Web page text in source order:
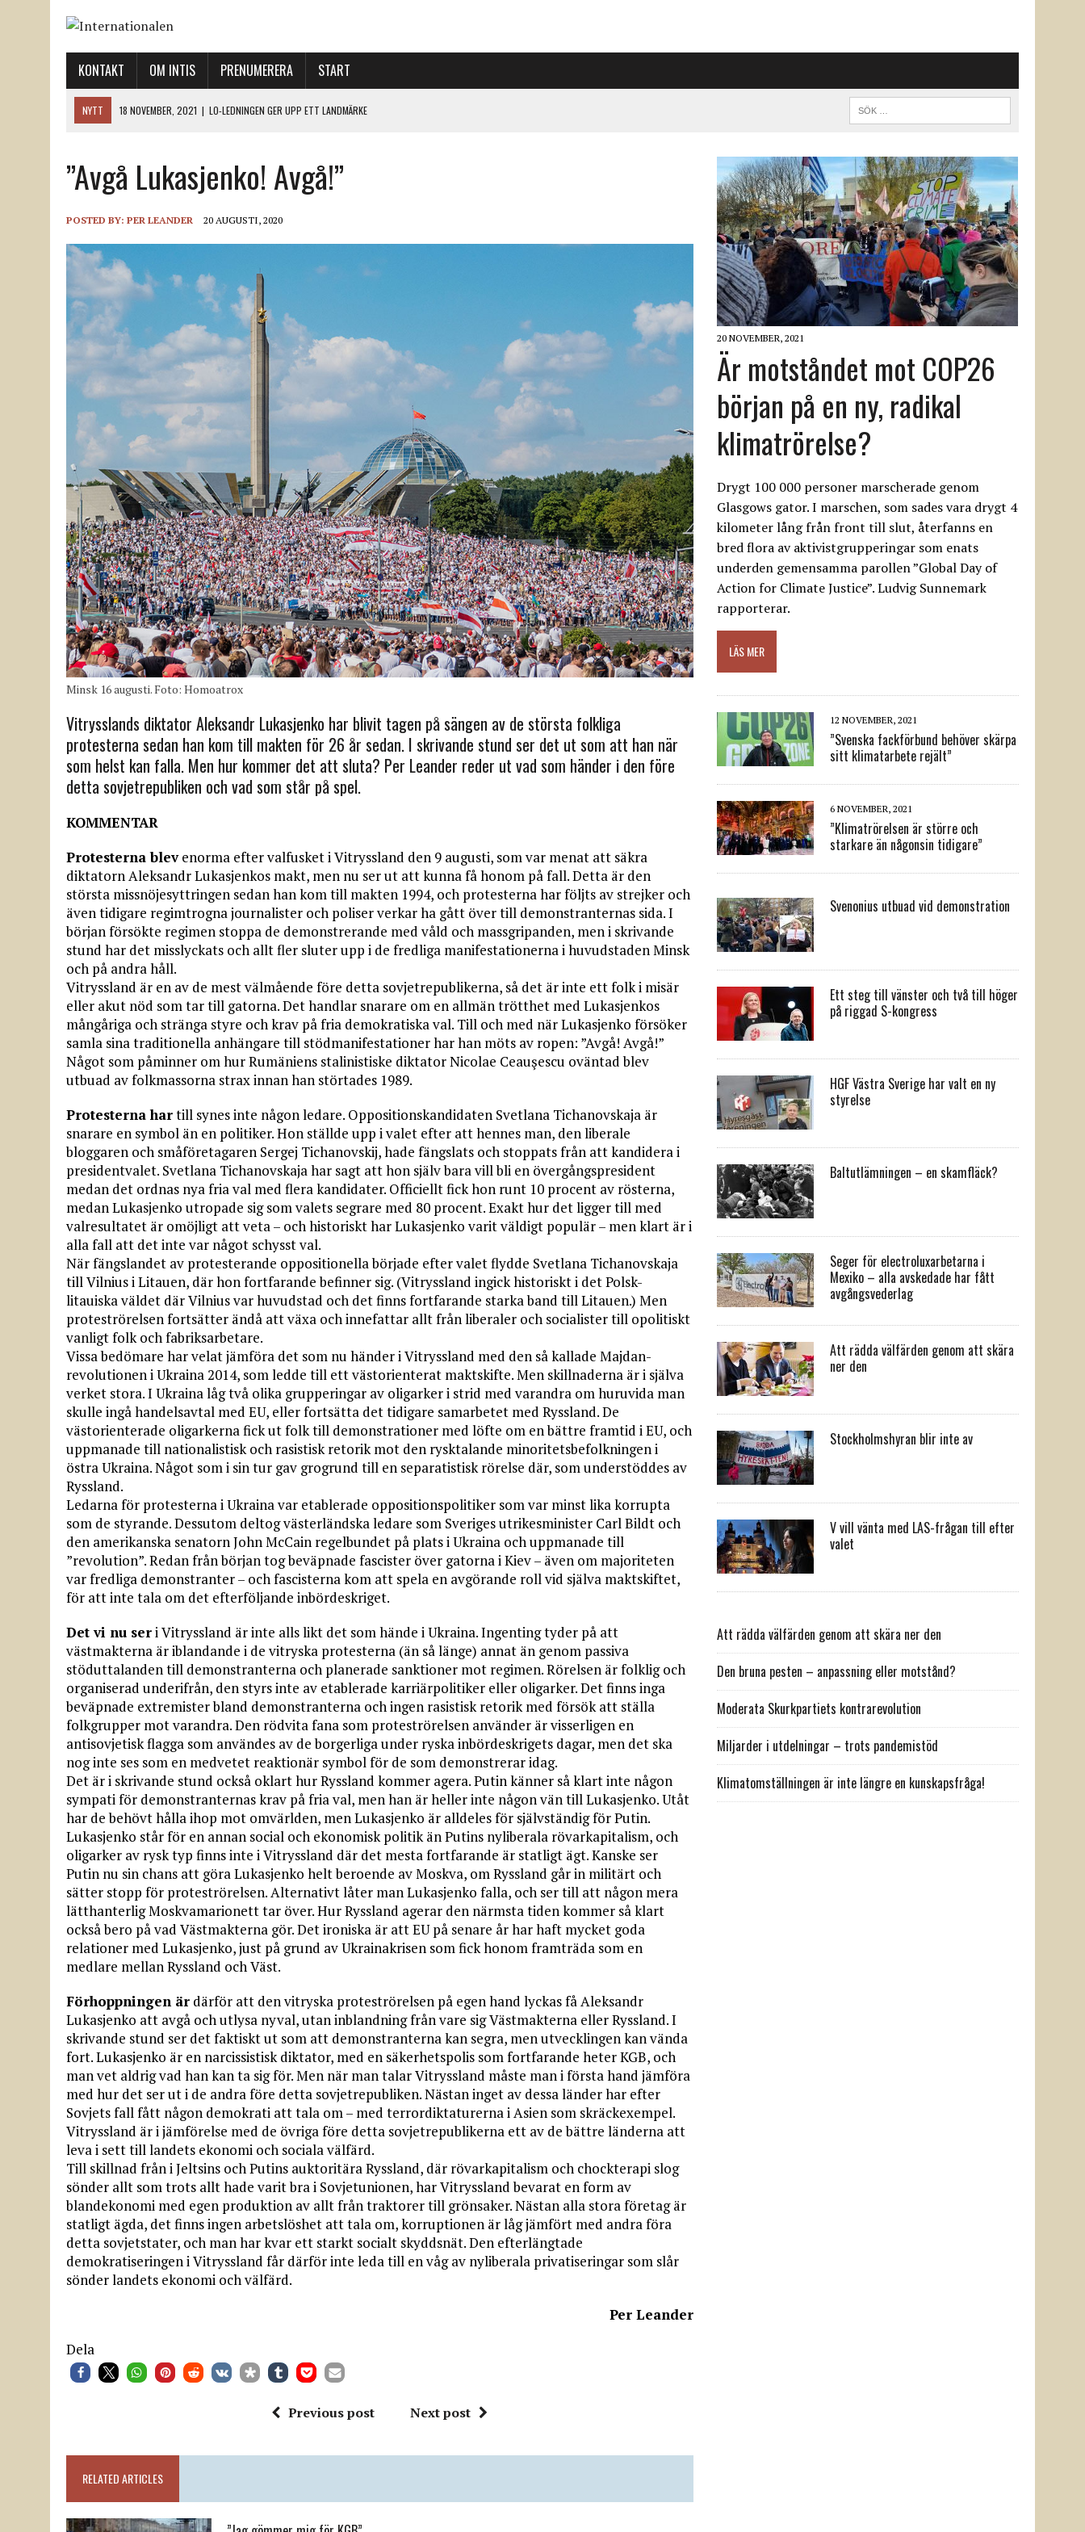
KONTAKT OM INTIS PRENUMERERA START
NYTT 12 NOVEMBER, 2021 | ETT STEG TILL VÄNSTER OCH TVÅ TILL HÖGER PÅ RIGGAD S-KONGRESS
12 NOVEMBER, 2021
|
”SVENSKA FACKFÖRBUND BEHÖVER SKÄRPA SITT KLIMATARBETE REJÄLT”
18 NOVEMBER, 2021 | SVENONIUS UTBUAD VID DEMONSTRATION
18 NOVEMBER, 2021 | LO-LEDNINGEN GER UPP ETT LANDMÄRKE
”Avgå Lukasjenko! Avgå!”
POSTED BY: PER LEANDER 20 AUGUSTI, 2020
Minsk 16 augusti. Foto: Homoatrox
Vitrysslands diktator Aleksandr Lukasjenko har blivit tagen på sängen av de största folkliga
protesterna sedan han kom till makten för 26 år sedan. I skrivande stund ser det ut som att han när
som helst kan falla. Men hur kommer det att sluta? Per Leander reder ut vad som händer i den före
detta sovjetrepubliken och vad som står på spel.
KOMMENTAR
Protesterna blevenorma efter valfusket i Vitryssland den 9 augusti, som var menat att säkra
diktatorn Aleksandr Lukasjenkos makt, men nu ser ut att kunna få honom på fall. Detta är den
största missnöjesyttringen sedan han kom till makten 1994, och protesterna har följts av strejker och
även tidigare regimtrogna journalister och poliser verkar ha gått över till demonstranternas sida. I
början försökte regimen stoppa de demonstrerande med våld och massgripanden, men i skrivande
stund har det misslyckats och allt fler sluter upp i de fredliga manifestationerna i huvudstaden Minsk
och på andra håll.
Vitryssland är en av de mest välmående före detta sovjetrepublikerna, så det är inte ett folk i misär
eller akut nöd som tar till gatorna. Det handlar snarare om en allmän trötthet med Lukasjenkos
mångåriga och stränga styre och krav på fria demokratiska val. Till och med när Lukasjenko försöker
samla sina traditionella anhängare till stödmanifestationer har han möts av ropen: ”Avgå! Avgå!”
Något som påminner om hur Rumäniens stalinistiske diktator Nicolae Ceauşescu oväntad blev
utbuad av folkmassorna strax innan han störtades 1989.
Protesterna hartill synes inte någon ledare. Oppositionskandidaten Svetlana Tichanovskaja är
snarare en symbol än en politiker. Hon ställde upp i valet efter att hennes man, den liberale
bloggaren och småföretagaren Sergej Tichanovskij, hade fängslats och stoppats från att kandidera i
presidentvalet. Svetlana Tichanovskaja har sagt att hon själv bara vill bli en övergångspresident
medan det ordnas nya fria val med flera kandidater. Officiellt fick hon runt 10 procent av rösterna,
medan Lukasjenko utropade sig som valets segrare med 80 procent. Exakt hur det ligger till med
valresultatet är omöjligt att veta – och historiskt har Lukasjenko varit väldigt populär – men klart är i
alla fall att det inte var något schysst val.
När fängslandet av protesterande oppositionella började efter valet flydde Svetlana Tichanovskaja
till Vilnius i Litauen, där hon fortfarande befinner sig. (Vitryssland ingick historiskt i det Polsk-
litauiska väldet där Vilnius var huvudstad och det finns fortfarande starka band till Litauen.) Men
proteströrelsen fortsätter ändå att växa och innefattar allt från liberaler och socialister till opolitiskt
vanligt folk och fabriksarbetare.
Vissa bedömare har velat jämföra det som nu händer i Vitryssland med den så kallade Majdan-
revolutionen i Ukraina 2014, som ledde till ett västorienterat maktskifte. Men skillnaderna är i själva
verket stora. I Ukraina låg två olika grupperingar av oligarker i strid med varandra om huruvida man
skulle ingå handelsavtal med EU, eller fortsätta det tidigare samarbetet med Ryssland. De
västorienterade oligarkerna fick ut folk till demonstrationer med löfte om en bättre framtid i EU, och
uppmanade till nationalistisk och rasistisk retorik mot den rysktalande minoritetsbefolkningen i
östra Ukraina. Något som i sin tur gav grogrund till en separatistisk rörelse där, som understöddes av
Ryssland.
Ledarna för protesterna i Ukraina var etablerade oppositionspolitiker som var minst lika korrupta
som de styrande. Dessutom deltog västerländska ledare som Sveriges utrikesminister Carl Bildt och
den amerikanska senatorn John McCain regelbundet på plats i Ukraina och uppmanade till
”revolution”. Redan från början tog beväpnade fascister över gatorna i Kiev – även om majoriteten
var fredliga demonstranter – och fascisterna kom att spela en avgörande roll vid själva maktskiftet,
för att inte tala om det efterföljande inbördeskriget.
Det vi nu seri Vitryssland är inte alls likt det som hände i Ukraina. Ingenting tyder på att
västmakterna är iblandande i de vitryska protesterna (än så länge) annat än genom passiva
stöduttalanden till demonstranterna och planerade sanktioner mot regimen. Rörelsen är folklig och
organiserad underifrån, den styrs inte av etablerade karriärpolitiker eller oligarker. Det finns inga
beväpnade extremister bland demonstranterna och ingen rasistisk retorik med försök att ställa
folkgrupper mot varandra. Den rödvita fana som proteströrelsen använder är visserligen en
antisovjetisk flagga som användes av de borgerliga under ryska inbördeskrigets dagar, men det ska
nog inte ses som en medvetet reaktionär symbol för de som demonstrerar idag.
Det är i skrivande stund också oklart hur Ryssland kommer agera. Putin känner så klart inte någon
sympati för demonstranternas krav på fria val, men han är heller inte någon vän till Lukasjenko. Utåt
har de behövt hålla ihop mot omvärlden, men Lukasjenko är alldeles för självständig för Putin.
Lukasjenko står för en annan social och ekonomisk politik än Putins nyliberala rövarkapitalism, och
oligarker av rysk typ finns inte i Vitryssland där det mesta fortfarande är statligt ägt. Kanske ser
Putin nu sin chans att göra Lukasjenko helt beroende av Moskva, om Ryssland går in militärt och
sätter stopp för proteströrelsen. Alternativt låter man Lukasjenko falla, och ser till att någon mera
lätthanterlig Moskvamarionett tar över. Hur Ryssland agerar den närmsta tiden kommer så klart
också bero på vad Västmakterna gör. Det ironiska är att EU på senare år har haft mycket goda
relationer med Lukasjenko, just på grund av Ukrainakrisen som fick honom framträda som en
medlare mellan Ryssland och Väst.
Förhoppningen är därför att den vitryska proteströrelsen på egen hand lyckas få Aleksandr
Lukasjenko att avgå och utlysa nyval, utan inblandning från vare sig Västmakterna eller Ryssland. I
skrivande stund ser det faktiskt ut som att demonstranterna kan segra, men utvecklingen kan vända
fort. Lukasjenko är en narcissistisk diktator, med en säkerhetspolis som fortfarande heter KGB, och
man vet aldrig vad han kan ta sig för. Men när man talar Vitryssland måste man i första hand jämföra
med hur det ser ut i de andra före detta sovjetrepubliken. Nästan inget av dessa länder har efter
Sovjets fall fått någon demokrati att tala om – med terrordiktaturerna i Asien som skräckexempel.
Vitryssland är i jämförelse med de övriga före detta sovjetrepublikerna ett av de bättre länderna att
leva i sett till landets ekonomi och sociala välfärd.
Till skillnad från i Jeltsins och Putins auktoritära Ryssland, där rövarkapitalism och chockterapi slog
sönder allt som trots allt hade varit bra i Sovjetunionen, har Vitryssland bevarat en form av
blandekonomi med egen produktion av allt från traktorer till grönsaker. Nästan alla stora företag är
statligt ägda, det finns ingen arbetslöshet att tala om, korruptionen är låg jämfört med andra föra
detta sovjetstater, och man har kvar ett starkt socialt skyddsnät. Den efterläng­tade
demokratiseringen i Vitryssland får därför inte leda till en våg av nyliberala privatiseringar som slår
sönder landets ekonomi och välfärd.
Per Leander
Dela
Previous post Next post
RELATED ARTICLES
20 NOVEMBER, 2021
Är motståndet mot COP26
början på en ny, radikal
klimatrörelse?
Drygt 100 000 personer marscherade genom
Glasgows gator. I marschen, som sades vara drygt 4
kilometer lång från front till slut, återfanns en
bred flora av aktivistgrupperingar som enats
underden gemensamma parollen ”Global Day of
Action for Climate Justice”. Ludvig Sunnemark
rapporterar.
LÄS MER
12 NOVEMBER, 2021
”Svenska fackförbund behöver skärpa
sitt klimatarbete rejält”
6 NOVEMBER, 2021
”Klimatrörelsen är större och
starkare än någonsin tidigare”
Svenonius utbuad vid demonstration
Ett steg till vänster och två till höger
på riggad S-kongress
HGF Västra Sverige har valt en ny
styrelse
Baltutlämningen – en skamfläck?
Seger för electroluxarbetarna i
Mexiko – alla avskedade har fått
avgångsvederlag
Att rädda välfärden genom att skära
ner den
Stockholmshyran blir inte av
V vill vänta med LAS-frågan till efter
valet
Att rädda välfärden genom att skära ner den
Den bruna pesten – anpassning eller motstånd?
Moderata Skurkpartiets kontrarevolution
Miljarder i utdelningar – trots pandemistöd
Klimatomställningen är inte längre en kunskapsfråga!